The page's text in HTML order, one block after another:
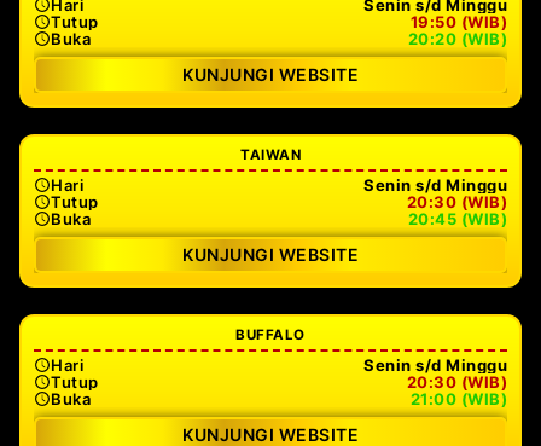
Hari
Senin s/d Minggu
Tutup
19:50 (WIB)
Buka
20:20 (WIB)
KUNJUNGI WEBSITE
TAIWAN
Hari
Senin s/d Minggu
Tutup
20:30 (WIB)
Buka
20:45 (WIB)
KUNJUNGI WEBSITE
BUFFALO
Hari
Senin s/d Minggu
Tutup
20:30 (WIB)
Buka
21:00 (WIB)
KUNJUNGI WEBSITE